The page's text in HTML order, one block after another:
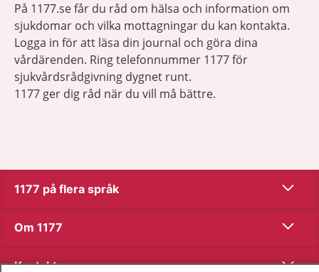
På 1177.se får du råd om hälsa och information om
sjukdomar och vilka mottagningar du kan kontakta.
Logga in för att läsa din journal och göra dina
vårdärenden. Ring telefonnummer 1177 för
sjukvårdsrådgivning dygnet runt.
1177 ger dig råd när du vill må bättre.
1177 på flera språk Visa
Om 1177 Visa
Kontakt Visa